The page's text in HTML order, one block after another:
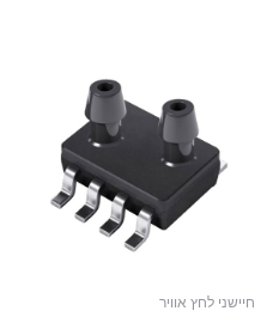
חיישני לחץ אוויר